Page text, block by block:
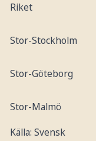
Riket
Stor-Stockholm
Stor-Göteborg
Stor-Malmö
Källa: Svensk